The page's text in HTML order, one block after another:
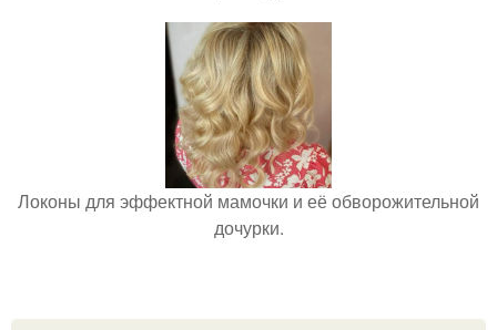
Локоны для эффектной мамочки и её обворожительной
дочурки.